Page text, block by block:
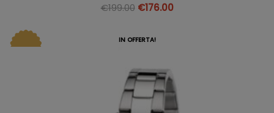
€199.00 €176.00
IN OFFERTA!